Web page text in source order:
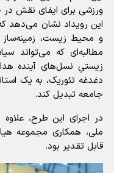
ورزشی برای ایفای نقش
این رویداد نشان می‌دهد
و محیط زیست،
مطالبه‌ای که می‌تواند
زیستیِ نسل‌های آینده
دغدغه تئوریک، به یک
جامعه تبدیل کند.
در اجرای این طرح،
ملی، همکاری مجموعه
قابل تقدیر بود.